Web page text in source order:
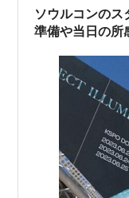
に赴くのであれば
かったチャレンジ
ソウルコンの
準備や当日の所